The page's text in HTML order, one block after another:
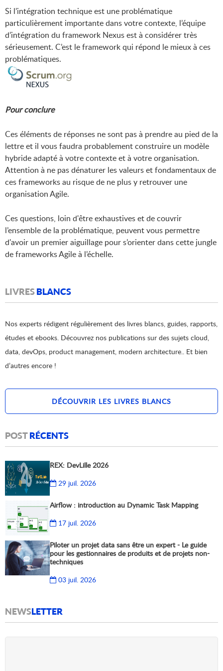
Si l’intégration technique est une problématique
particulièrement importante dans votre contexte, l’équipe
d’intégration du framework Nexus est à considérer très
sérieusement. C’est le framework qui répond le mieux à ces
problématiques.
Pour conclure
Ces éléments de réponses ne sont pas à prendre au pied de la
lettre et il vous faudra probablement construire un modèle
hybride adapté à votre contexte et à votre organisation.
Attention à ne pas dénaturer les valeurs et fondamentaux de
ces frameworks au risque de ne plus y retrouver une
organisation Agile.
Ces questions, loin d'être exhaustives et de couvrir
l’ensemble de la problématique, peuvent vous permettre
d'avoir un premier aiguillage pour s’orienter dans cette jungle
de frameworks Agile à l’échelle.
LIVRESBLANCS
Nos experts rédigent régulièrement des livres blancs, guides, rapports,
études et ebooks. Découvrez nos publications sur des sujets cloud,
data, devOps, product management, modern architecture.. Et bien
d’autres encore !
DÉCOUVRIR LES LIVRES BLANCS
POSTRÉCENTS
REX: DevLille 2026
29 juil. 2026
Airflow : introduction au Dynamic Task Mapping
17 juil. 2026
Piloter un projet data sans être un expert - Le guide
pour les gestionnaires de produits et de projets non-
techniques
03 juil. 2026
NEWSLETTER